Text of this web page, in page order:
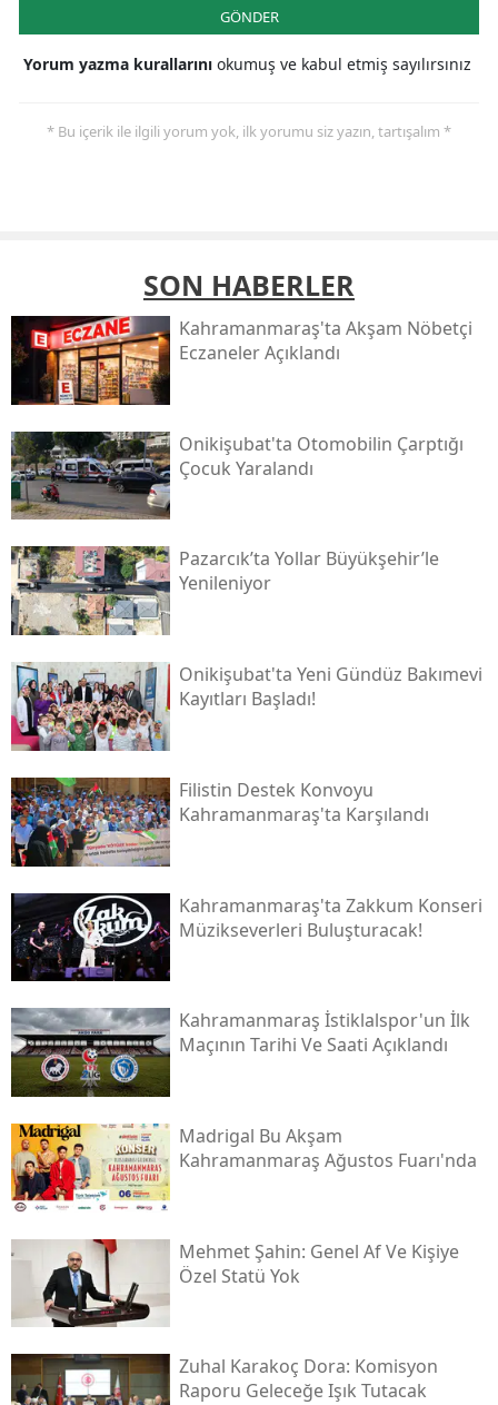
GÖNDER
Yorum yazma kurallarını okumuş ve kabul etmiş sayılırsınız
* Bu içerik ile ilgili yorum yok, ilk yorumu siz yazın, tartışalım *
SON HABERLER
Kahramanmaraş'ta Akşam Nöbetçi
Eczaneler Açıklandı
Onikişubat'ta Otomobilin Çarptığı
Çocuk Yaralandı
Pazarcık’ta Yollar Büyükşehir’le
Yenileniyor
Onikişubat'ta Yeni Gündüz Bakımevi
Kayıtları Başladı!
Filistin Destek Konvoyu
Kahramanmaraş'ta Karşılandı
Kahramanmaraş'ta Zakkum Konseri
Müzikseverleri Buluşturacak!
Kahramanmaraş İstiklalspor'un İlk
Maçının Tarihi Ve Saati Açıklandı
Madrigal Bu Akşam
Kahramanmaraş Ağustos Fuarı'nda
Mehmet Şahin: Genel Af Ve Kişiye
Özel Statü Yok
Zuhal Karakoç Dora: Komisyon
Raporu Geleceğe Işık Tutacak